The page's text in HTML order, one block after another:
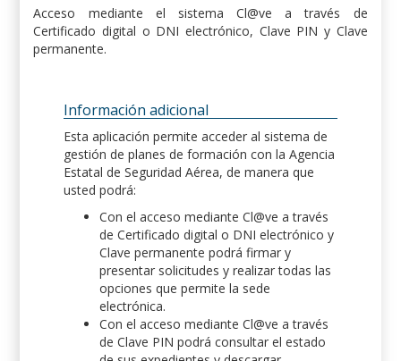
Acceso mediante el sistema Cl@ve a través de
Certificado digital o DNI electrónico, Clave PIN y Clave
permanente.
Información adicional
Esta aplicación permite acceder al sistema de
gestión de planes de formación con la Agencia
Estatal de Seguridad Aérea, de manera que
usted podrá:
Con el acceso mediante Cl@ve a través
de Certificado digital o DNI electrónico y
Clave permanente podrá firmar y
presentar solicitudes y realizar todas las
opciones que permite la sede
electrónica.
Con el acceso mediante Cl@ve a través
de Clave PIN podrá consultar el estado